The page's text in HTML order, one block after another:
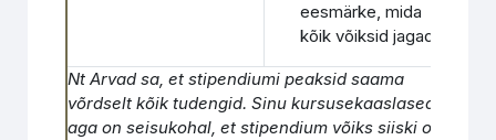
eesmärke, mida
kõik võiksid jagada
Nt Arvad sa, et stipendiumi peaksid saama
võrdselt kõik tudengid. Sinu kursusekaaslased
aga on seisukohal, et stipendium võiks siiski olla